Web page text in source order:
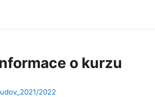
o kurzu
2022